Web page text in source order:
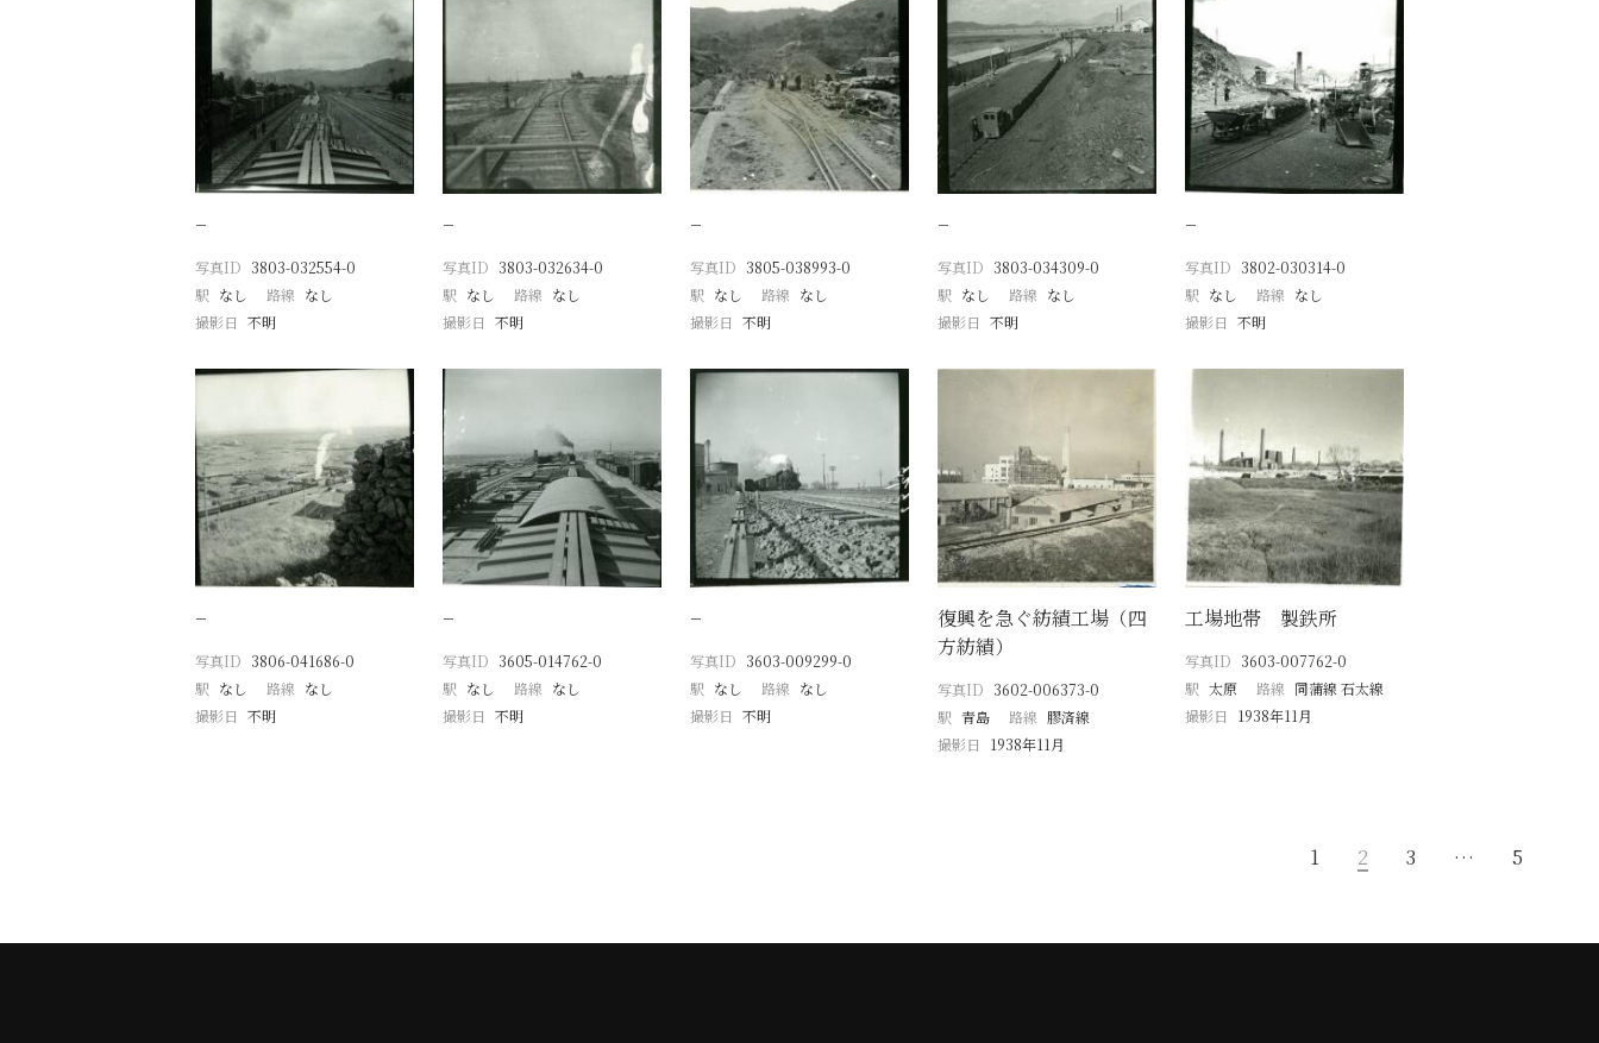
−
写真ID 3803-032554-0
駅 なし 路線 なし
撮影日 不明
−
写真ID 3803-032634-0
駅 なし 路線 なし
撮影日 不明
−
写真ID 3805-038993-0
駅 なし 路線 なし
撮影日 不明
−
写真ID 3803-034309-0
駅 なし 路線 なし
撮影日 不明
−
写真ID 3802-030314-0
駅 なし 路線 なし
撮影日 不明
−
写真ID 3806-041686-0
駅 なし 路線 なし
撮影日 不明
−
写真ID 3605-014762-0
駅 なし 路線 なし
撮影日 不明
−
写真ID 3603-009299-0
駅 なし 路線 なし
撮影日 不明
復興を急ぐ紡績工場（四
方紡績）
写真ID 3602-006373-0
駅 青島 路線 膠済線
撮影日
1938年11月
工場地帯 製鉄所
写真ID 3603-007762-0
駅 太原 路線 同蒲線 石太線
撮影日
1938年11月
1 2 3 … 5